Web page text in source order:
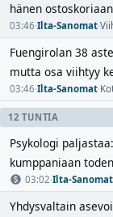
hänen
03:46·Ilta-Sanomat·
Fuengirolan 38
mutta osa viihtyy
03:46·Ilta-Sanomat·
12 TUNTIA
Psykologi
kumppaniaan
03:02·Ilta-Sanomat
Yhdysvaltain